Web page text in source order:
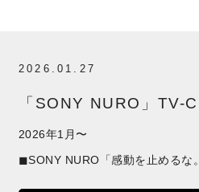
2026.01.27
「SONY NURO」TV-
2026年1月〜
◼︎SONY NURO「感動を止める